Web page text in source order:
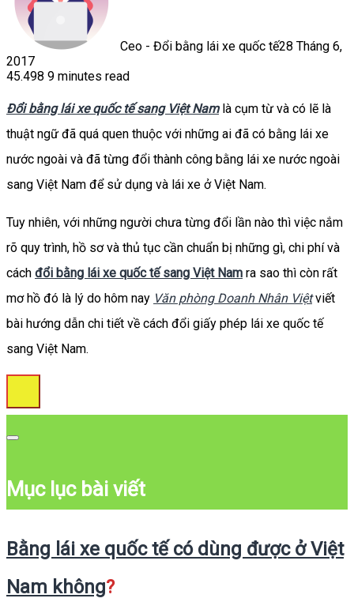
Ceo - Đổi bằng lái xe quốc tế28 Tháng 6,
2017
45.498 9 minutes read
Đổi bằng lái xe quốc tế sang Việt Namlà cụm từ và có lẽ là
thuật ngữ đã quá quen thuộc với những ai đã có bằng lái xe
nước ngoài và đã từng đổi thành công bằng lái xe nước ngoài
sang Việt Nam để sử dụng và lái xe ở Việt Nam.
Tuy nhiên, với những người chưa từng đổi lần nào thì việc nắm
rõ quy trình, hồ sơ và thủ tục cần chuẩn bị những gì, chi phí và
cách đổi bằng lái xe quốc tế sang Việt Nam ra sao thì còn rất
mơ hồ đó là lý do hôm nay Văn phòng Doanh Nhân Việtviết
bài hướng dẫn chi tiết về cách đổi giấy phép lái xe quốc tế
sang Việt Nam.
Mục lục bài viết
Bằng lái xe quốc tế có dùng được ở Việt
Nam không?